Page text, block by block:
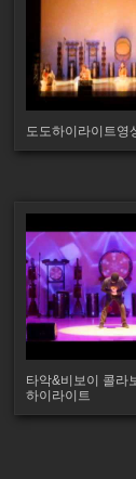
도도하이라이트영
타악&비보이 콜라
하이라이트